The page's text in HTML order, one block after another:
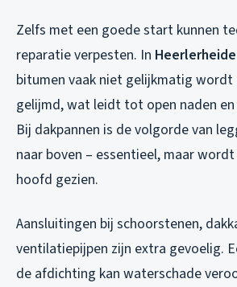
Zelfs met een goede start kunnen
reparatie verpesten. In Heerlerheide
bitumen vaak niet gelijkmatig
gelijmd, wat leidt tot open naden
Bij dakpannen is de volgorde van
naar boven – essentieel, maar
hoofd gezien.
Aansluitingen bij schoorstenen,
ventilatiepijpen zijn extra gevoelig.
de afdichting kan waterschade